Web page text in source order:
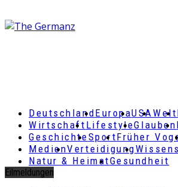
DeutschlandEuropaUSAWelt
Wirtschaft LifestyleGlauben
GeschichteSportFrüher
MedienVerteidigung
Natur & HeimatGesundheit
Eilmeldungen